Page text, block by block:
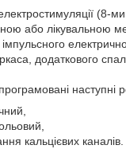
(8-
або лікувальною
додаткового
кальцієвих каналів.